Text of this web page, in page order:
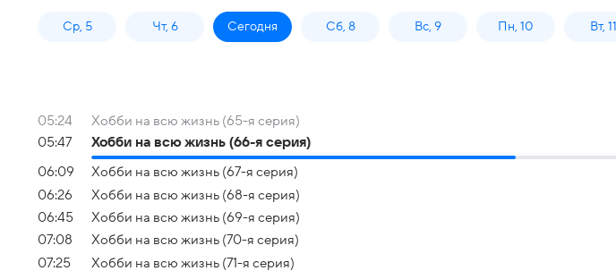
Ср, 5 Чт, 6 Сегодня Сб, 8 Вс, 9 Пн, 10 Вт, 11
05:24
Хобби на всю жизнь (65-я серия)
05:47
Хобби на всю жизнь (66-я серия)
06:09
Хобби на всю жизнь (67-я серия)
06:26
Хобби на всю жизнь (68-я серия)
06:45
Хобби на всю жизнь (69-я серия)
07:08
Хобби на всю жизнь (70-я серия)
07:25
Хобби на всю жизнь (71-я серия)